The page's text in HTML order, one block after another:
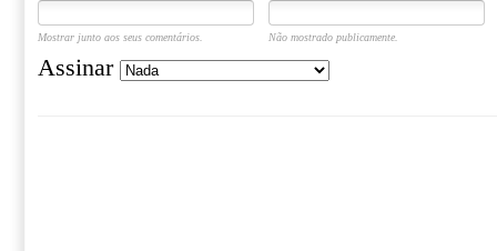
Mostrar junto aos seus comentários. Não mostrado publicamente.
Assinar